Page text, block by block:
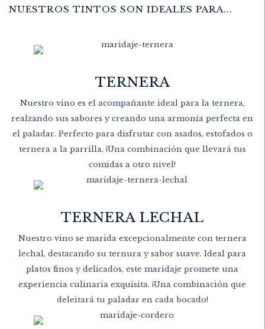
NUESTROS TINTOS SON IDEALES PARA...
TERNERA
Nuestro vino es el acompañante ideal para la ternera,
realzando sus sabores y creando una armonía perfecta en
el paladar. Perfecto para disfrutar con asados, estofados o
ternera a la parrilla. ¡Una combinación que llevará tus
comidas a otro nivel!
TERNERA LECHAL
Nuestro vino se marida excepcionalmente con ternera
lechal, destacando su ternura y sabor suave. Ideal para
platos finos y delicados, este maridaje promete una
experiencia culinaria exquisita. ¡Una combinación que
deleitará tu paladar en cada bocado!